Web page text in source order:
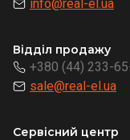
info@real-el.ua
Відділ продажу
+380 (44) 233-
sale@real-el.ua
Сервісний центр